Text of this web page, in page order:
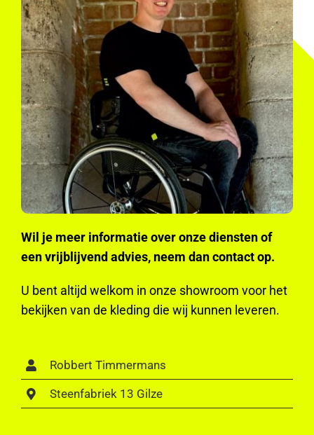
Wil je meer informatie over onze diensten of
een vrijblijvend advies, neem dan contact op.
U bent altijd welkom in onze showroom voor het
bekijken van de kleding die wij kunnen leveren.
Robbert Timmermans
Steenfabriek 13 Gilze